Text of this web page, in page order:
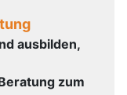
ausbilden,
zum